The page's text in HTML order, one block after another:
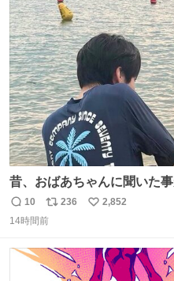
ト
数
数
昔、おばあちゃんに聞いた事があるよ。
じめると、アイツが海から
返
信
10
リ
ポ
ト
数
236
い
数
2,852
14時間前